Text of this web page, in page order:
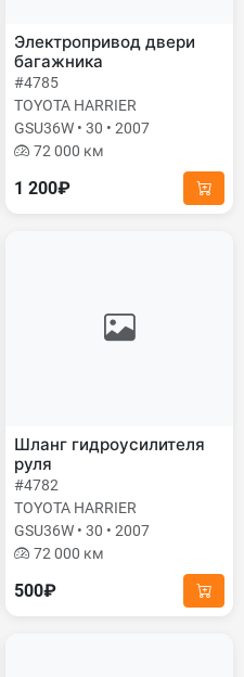
Электропривод двери
багажника
#4785
TOYOTA HARRIER
GSU36W • 30 • 2007
72 000 км
1 200₽
Шланг гидроусилителя
руля
#4782
TOYOTA HARRIER
GSU36W • 30 • 2007
72 000 км
500₽